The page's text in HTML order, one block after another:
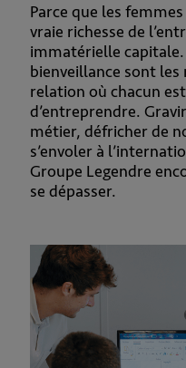
Parce que les
vraie richesse de
immatérielle
bienveillance sont
relation où chacun
d’entreprendre.
métier, défricher de
s’envoler à
Groupe Legendre
se dépasser.